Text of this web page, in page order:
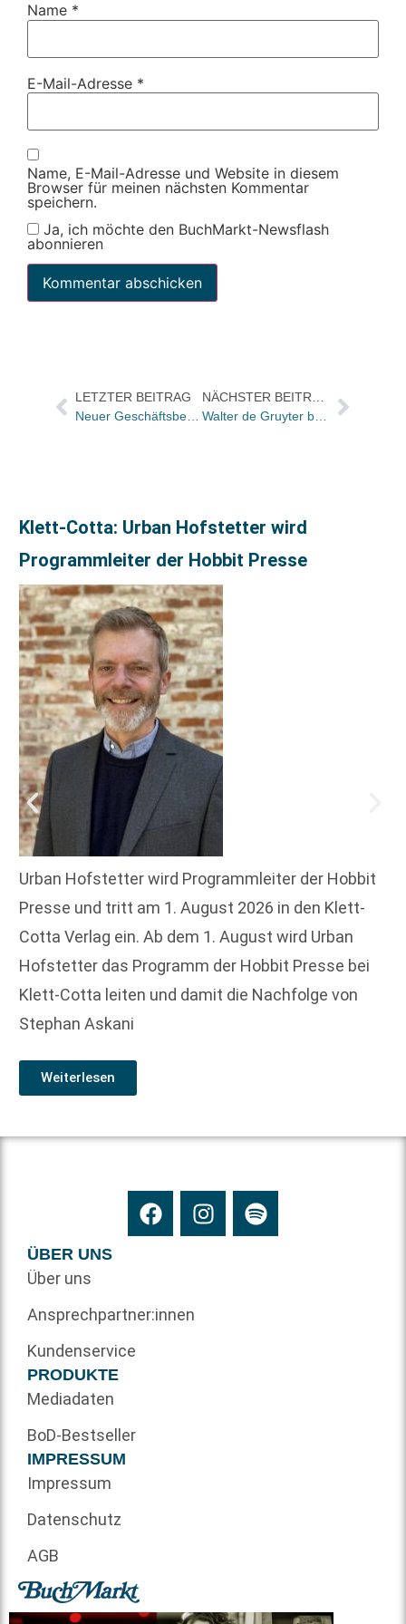
Name *
E-Mail-Adresse *
Name, E-Mail-Adresse und Website in diesem
Browser für meinen nächsten Kommentar
speichern.
Ja, ich möchte den BuchMarkt-Newsflash
abonnieren
LETZTER BEITRAG
Neuer Geschäftsbereich bei Random House / Bettina Breitling übernimmt
Klett-Cotta: Urban Hofstetter wird
Programmleiter der Hobbit Presse
Urban Hofstetter wird Programmleiter der Hobbit
Presse und tritt am 1. August 2026 in den Klett-
Cotta Verlag ein. Ab dem 1. August wird Urban
Hofstetter das Programm der Hobbit Presse bei
Klett-Cotta leiten und damit die Nachfolge von
Stephan Askani
Weiterlesen
ÜBER UNS
Über uns
Ansprechpartner:innen
Kundenservice
PRODUKTE
Mediadaten
BoD-Bestseller
IMPRESSUM
Impressum
Datenschutz
AGB